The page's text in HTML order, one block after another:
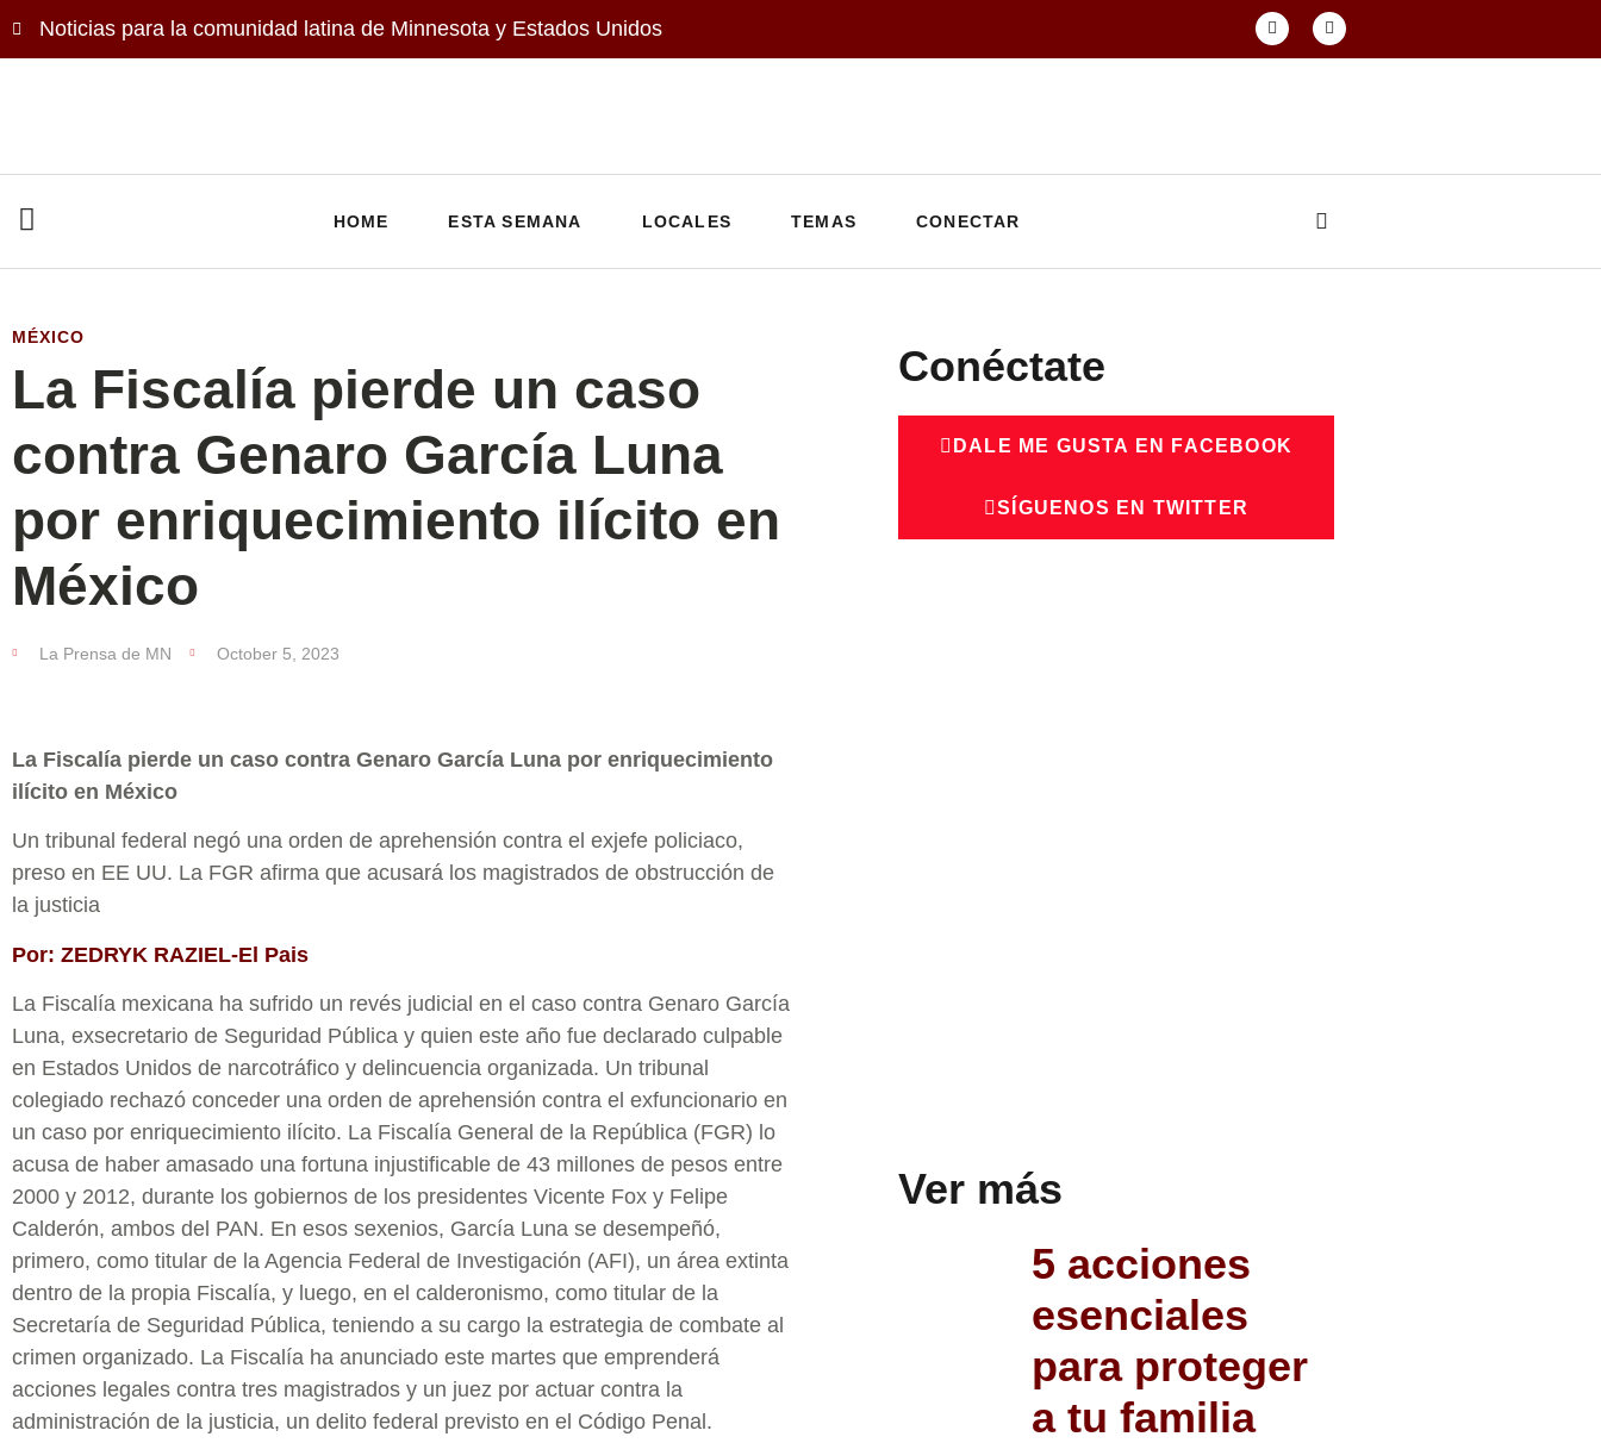
Noticias para la comunidad latina de Minnesota y Estados Unidos
HOME ESTA SEMANA LOCALES TEMAS CONECTAR
MÉXICO
La Fiscalía pierde un caso
contra Genaro García Luna
por enriquecimiento ilícito en
México
La Prensa de MN October 5, 2023
La Fiscalía pierde un caso contra Genaro García Luna por enriquecimiento
ilícito en México
Un tribunal federal negó una orden de aprehensión contra el exjefe policiaco,
preso en EE UU. La FGR afirma que acusará los magistrados de obstrucción de
la justicia
Por: ZEDRYK RAZIEL-El Pais
La Fiscalía mexicana ha sufrido un revés judicial en el caso contra Genaro García
Luna, exsecretario de Seguridad Pública y quien este año fue declarado culpable
en Estados Unidos de narcotráfico y delincuencia organizada. Un tribunal
colegiado rechazó conceder una orden de aprehensión contra el exfuncionario en
un caso por enriquecimiento ilícito. La Fiscalía General de la República (FGR) lo
acusa de haber amasado una fortuna injustificable de 43 millones de pesos entre
2000 y 2012, durante los gobiernos de los presidentes Vicente Fox y Felipe
Calderón, ambos del PAN. En esos sexenios, García Luna se desempeñó,
primero, como titular de la Agencia Federal de Investigación (AFI), un área extinta
dentro de la propia Fiscalía, y luego, en el calderonismo, como titular de la
Secretaría de Seguridad Pública, teniendo a su cargo la estrategia de combate al
crimen organizado. La Fiscalía ha anunciado este martes que emprenderá
acciones legales contra tres magistrados y un juez por actuar contra la
administración de la justicia, un delito federal previsto en el Código Penal.
Conéctate
DALE ME GUSTA EN FACEBOOK
SÍGUENOS EN TWITTER
Ver más
5 acciones
esenciales
para proteger
a tu familia